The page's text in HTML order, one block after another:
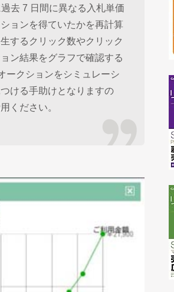
去 7 日間に異なる入札単価
ョンを得ていたかを再計算
するクリック数やクリック
ン結果をグラフで確認する
ークションをシミュレーシ
ける手助けとなりますの
ください。